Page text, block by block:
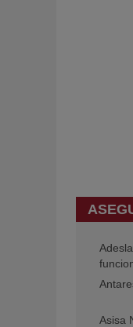
Asisa